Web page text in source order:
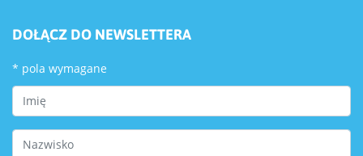
DOŁĄCZ DO NEWSLETTERA
* pola wymagane
First Name
Last Name